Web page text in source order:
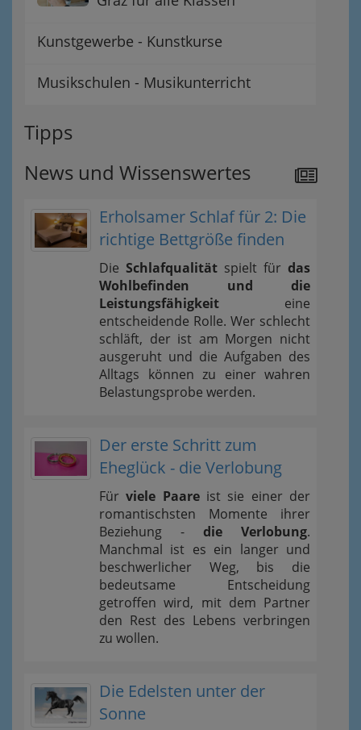
Kunstgewerbe - Kunstkurse
Musikschulen - Musikunterricht
Tipps
News und Wissenswertes
Erholsamer Schlaf für 2: Die
richtige Bettgröße finden
Die Schlafqualität spielt für das
Wohlbefinden und die
Leistungsfähigkeit eine
entscheidende Rolle. Wer schlecht
schläft, der ist am Morgen nicht
ausgeruht und die Aufgaben des
Alltags können zu einer wahren
Belastungsprobe werden.
Der erste Schritt zum
Eheglück - die Verlobung
Fürviele Paareist sie einer der
romantischsten Momente ihrer
Beziehung - die Verlobung.
Manchmal ist es ein langer und
beschwerlicher Weg, bis die
bedeutsame Entscheidung
getroffen wird, mit dem Partner
den Rest des Lebens verbringen
zu wollen.
Die Edelsten unter der
Sonne